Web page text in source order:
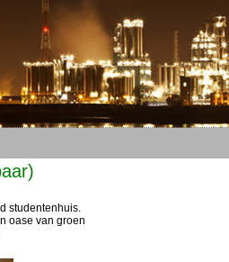
studentenhuis.
oase van groen